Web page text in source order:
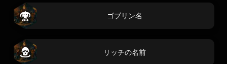
ゴブリン名
リッチの名前